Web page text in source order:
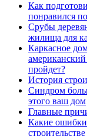
Как
понравился
Срубы
жилища для
Каркасное
пройдет?
История
Синдром
этого ваш дом
Главные
Какие ошибки